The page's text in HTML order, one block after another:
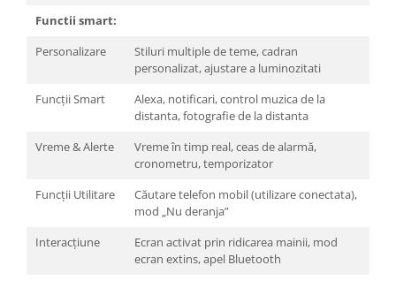
Functii smart:
Personalizare
Stiluri multiple de teme, cadran
personalizat, ajustare a luminozitati
Funcții Smart
Alexa, notificari, control muzica de la
distanta, fotografie de la distanta
Vreme & Alerte
Vreme în timp real, ceas de alarmă,
cronometru, temporizator
Funcții Utilitare
Căutare telefon mobil (utilizare conectata),
mod „Nu deranja”
Interacțiune
Ecran activat prin ridicarea mainii, mod
ecran extins, apel Bluetooth